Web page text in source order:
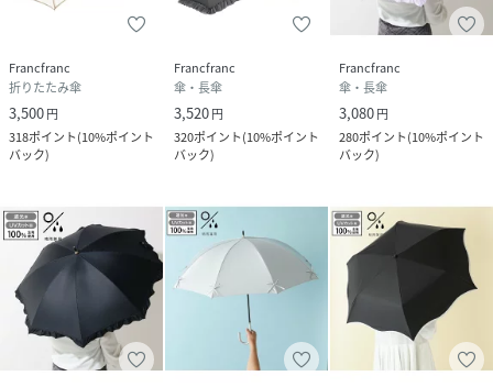
Francfranc
折りたたみ傘
3,500円
318ポイント(10%ポイント
バック)
Francfranc
傘・長傘
3,520円
320ポイント(10%ポイント
バック)
Francfranc
傘・長傘
3,080円
280ポイント(10%ポイント
バック)